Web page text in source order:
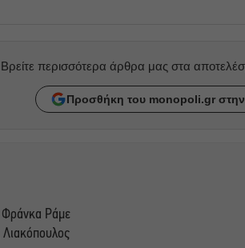
Βρείτε περισσότερα άρθρα μας στα
Προσθήκη του monopoli.gr
Ράμε